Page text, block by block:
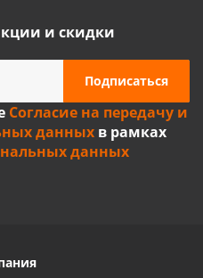
и скидки
Согласие на передачу и
данныхв рамках
данных